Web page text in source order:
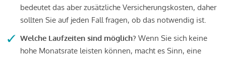
bedeutet das aber zusätzliche Versicherungskosten, daher
sollten Sie auf jeden Fall fragen, ob das notwendig ist.
Welche Laufzeiten sind möglich? Wenn Sie sich keine
hohe Monatsrate leisten können, macht es Sinn, eine